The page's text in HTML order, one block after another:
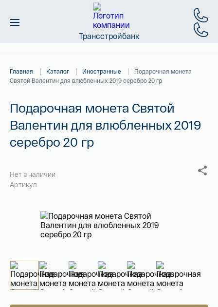
Трансстройбанк
Слитки
Новинки
Скидки
Магазин
На связи с 9:00 до 18:00 (понедельник – пятница)
800 50504 76
coins.shop@tsbnk.ru
Главная Каталог Иностранные
Подарочная монета
Святой Валентин для влюбленных 2019 серебро 20 гр
Подарочная монета Святой
Валентин для влюбленных 2019
серебро 20 гр
Нет в наличии
Артикул